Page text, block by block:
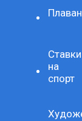
Ставки
на
спорт